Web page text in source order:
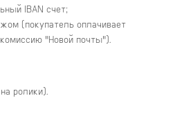
IBAN счет;
(покупатель оплачивает
"Новой почты").
ролики).